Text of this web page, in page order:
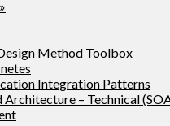
Method Toolbox
Integration Patterns
– Technical